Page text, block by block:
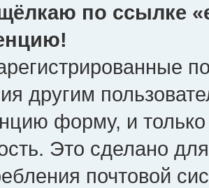
по ссылке
другим
форму, и
Это сделано
почтовой